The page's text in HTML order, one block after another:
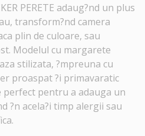
PERETE adaug?nd un plus
transform?nd camera
plin de culoare, sau
Modelul cu margarete
stilizata, ?mpreuna cu
proaspat ?i primavaratic
perfect pentru a adauga un
?n acela?i timp alergii sau